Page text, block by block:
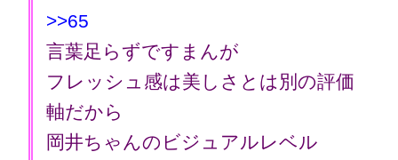
>>65
言葉足らずですまんが
フレッシュ感は美しさとは別の評価
軸だから
岡井ちゃんのビジュアルレベル